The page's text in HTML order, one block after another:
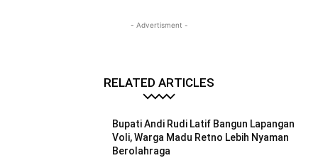
- Advertisment -
RELATED ARTICLES
Bupati Andi Rudi Latif Bangun Lapangan
Voli, Warga Madu Retno Lebih Nyaman
Berolahraga